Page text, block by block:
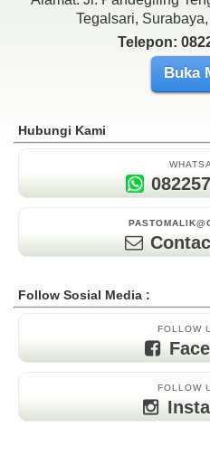
Tegalsari,
Telepon:
Buka
Hubungi Kami
Follow Sosial Media :
FOLLOW
FOLLOW